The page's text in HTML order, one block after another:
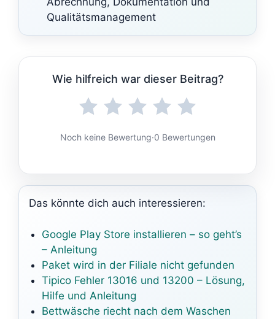
Qualitätsmanagement
Wie hilfreich war dieser Beitrag?
Noch keine Bewertung·0 Bewertungen
Das könnte dich auch interessieren:
Google Play Store installieren – so geht’s
– Anleitung
Paket wird in der Filiale nicht gefunden
Tipico Fehler 13016 und 13200 – Lösung,
Hilfe und Anleitung
Bettwäsche riecht nach dem Waschen